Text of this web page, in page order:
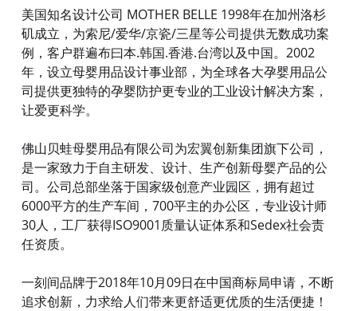
美国知名设计公司 MOTHER BELLE 1998年在加州洛杉
矶成立，为索尼/爱华/京瓷/三星等公司提供无数成功案
例，客户群遍布曰本.韩国.香港.台湾以及中国。2002
年，设立母婴用品设计事业部，为全球各大孕婴用品公
司提供更独特的孕婴防护更专业的工业设计解决方案，
让爱更科学。
佛山贝蛙母婴用品有限公司为宏翼创新集团旗下公司，
是一家致力于自主研发、设计、生产创新母婴产品的公
司。公司总部坐落于国家级创意产业园区，拥有超过
6000平方的生产车间，700平主的办公区，专业设计师
30人，工厂获得ISO9001质量认证体系和Sedex社会责
任资质。
一刻间品牌于2018年10月09日在中国商标局申请，不断
追求创新，力求给人们带来更舒适更优质的生活便捷！